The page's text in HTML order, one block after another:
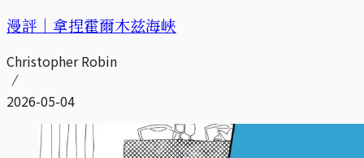
漫評｜拿捏霍爾木兹海峽
Christopher Robin
2026-05-04